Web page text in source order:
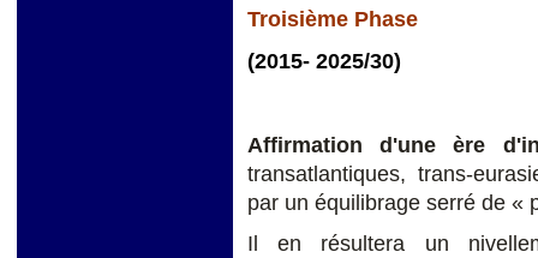
Troisième Phase
(2015- 2025/30)
Affirmation d'une ère
transatlantiques, trans-
par un équilibrage serré de «
Il en résultera un